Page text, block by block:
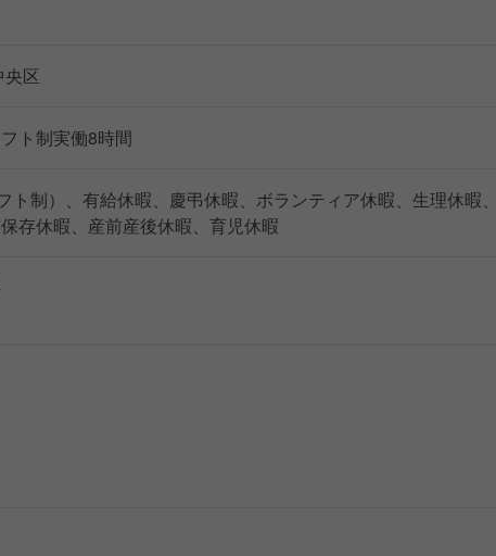
区
ト制実働8時間
ト制）、有給休暇、慶弔休暇、ボランティア休暇、生理休暇
存休暇、産前産後休暇、育児休暇